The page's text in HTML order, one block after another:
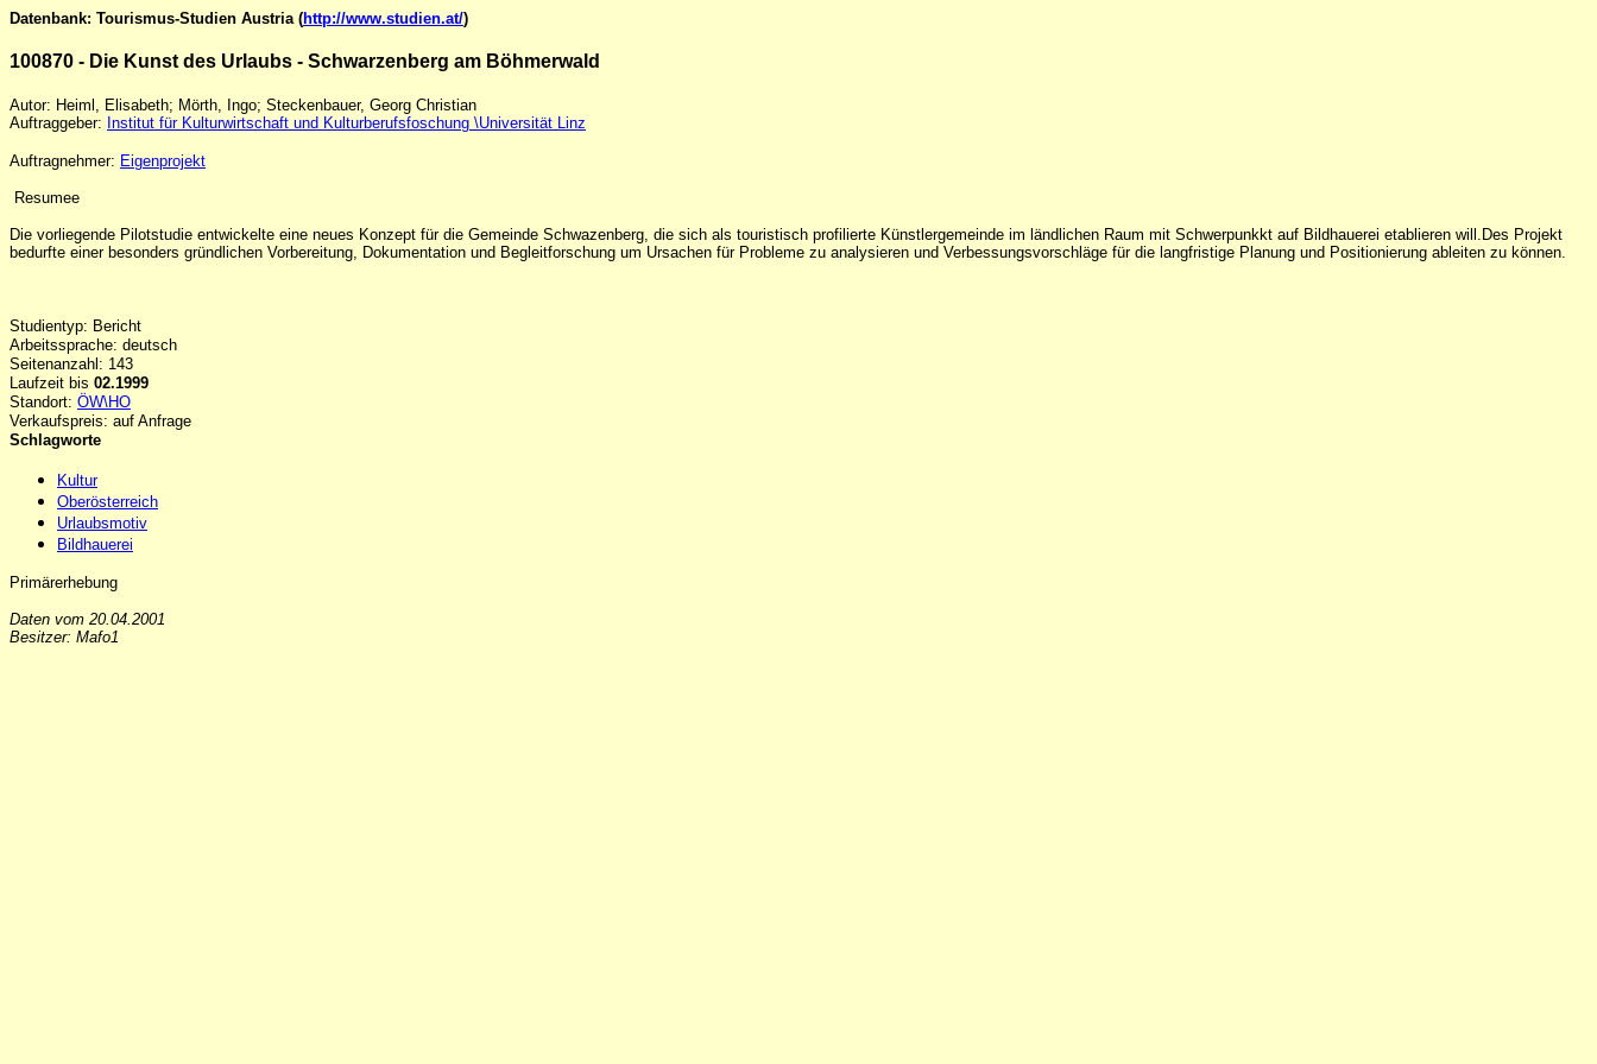
Datenbank: Tourismus-Studien Austria (http://www.studien.at/)
100870 - Die Kunst des Urlaubs - Schwarzenberg am Böhmerwald
Autor: Heiml, Elisabeth; Mörth, Ingo; Steckenbauer, Georg Christian
Auftraggeber: Institut für Kulturwirtschaft und Kulturberufsfoschung \Universität Linz
Auftragnehmer: Eigenprojekt
Resumee
Die vorliegende Pilotstudie entwickelte eine neues Konzept für die Gemeinde Schwazenberg, die sich als touristisch profilierte Künstlergemeinde im ländlichen Raum mit Schwerpunkkt auf Bildhauerei etablieren will.Des Projekt
bedurfte einer besonders gründlichen Vorbereitung, Dokumentation und Begleitforschung um Ursachen für Probleme zu analysieren und Verbessungsvorschläge für die langfristige Planung und Positionierung ableiten zu können.
Studientyp: Bericht
Arbeitssprache: deutsch
Seitenanzahl: 143
Laufzeit bis 02.1999
Standort: ÖW\HO
Verkaufspreis: auf Anfrage
Schlagworte
Kultur
Oberösterreich
Urlaubsmotiv
Bildhauerei
Primärerhebung
Daten vom 20.04.2001
Besitzer: Mafo1